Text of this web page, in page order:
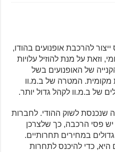
להרכבת אופנועים בהודו,
וזאת על מנת להוזיל עלויות
של האופנועים בשל
מקומית. המטרה של ב.מ.וו
של ב.מ.וו לקהל גדול יותר.
שנכנסת לשוק ההודי. לחברות
פסי הרכבה, כך שלצרכן
במחירים תחרותיים.
היא, כדי להיכנס לתחרות